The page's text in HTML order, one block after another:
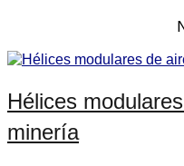
Hélices
minería